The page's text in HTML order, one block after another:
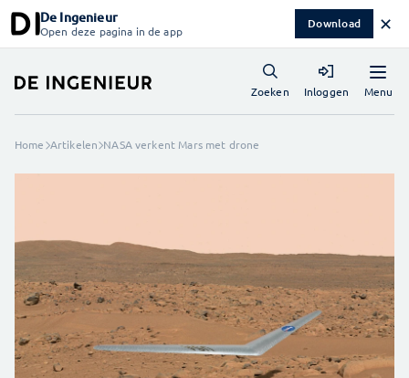
De Ingenieur
Open deze pagina in de app Download ✕
Menu
Zoeken Inloggen
Home Artikelen NASA verkent Mars met drone